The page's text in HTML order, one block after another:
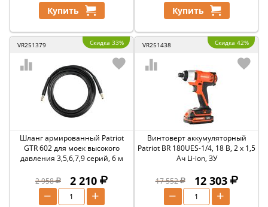
Купить Купить
VR251379 Скидка 33%
Шланг армированный Patriot
GTR 602 для моек высокого
давления 3,5,6,7,9 серий, 6 м
2 958 2 210
+
−
VR251438 Скидка 42%
Винтоверт аккумуляторный
Patriot BR 180UES-1/4, 18 В, 2 x 1,5
Ач Li-ion, ЗУ
17 552 12 303
+
−